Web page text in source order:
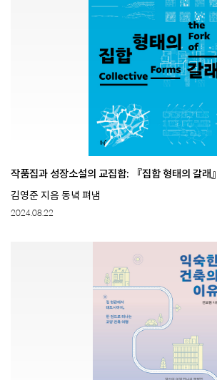
작품집과 성장소설의 교집합: 『집합 형태의 갈래』
김영준 지음 동녘 펴냄
2024.08.22